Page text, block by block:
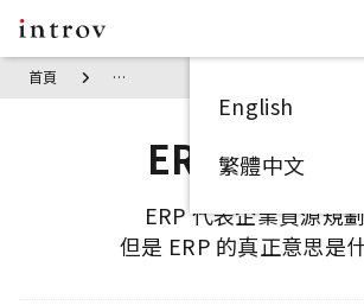
English
繁體中文
首頁 NetSuite ERP 常見問題 | 企業雲端
ERP 常見問
ERP 代表企業資源規
但是 ERP 的真正意思是